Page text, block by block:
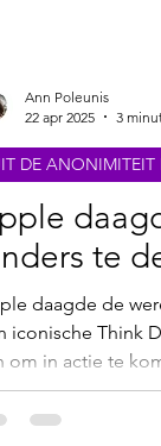
te
daagde de
iconische Think
om in actie te
DE ANONIMITEIT
Ann Poleunis
22 apr 2025
3